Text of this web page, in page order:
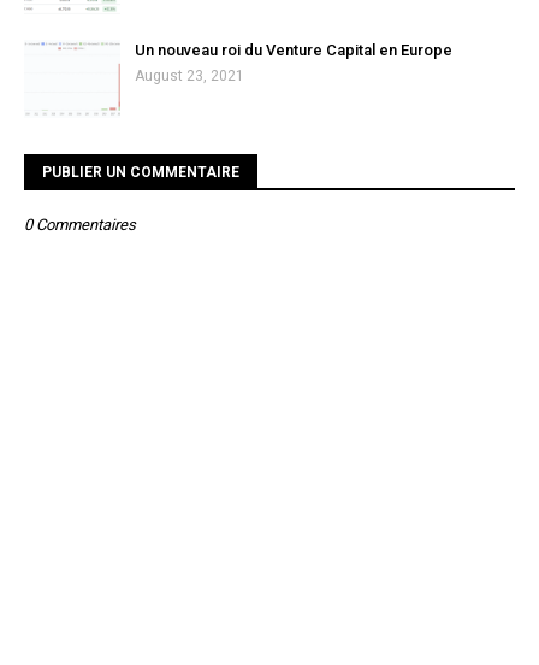
Un nouveau roi du Venture Capital en Europe
August 23, 2021
PUBLIER UN COMMENTAIRE
0 Commentaires